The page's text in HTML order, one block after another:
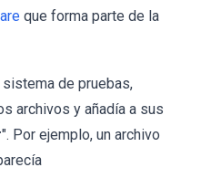
que forma parte de la
de pruebas,
archivos y añadía a sus
". Por ejemplo, un archivo